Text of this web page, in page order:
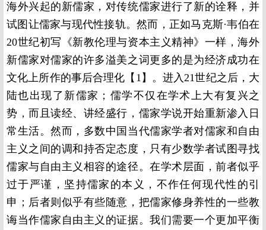
海外兴起的新儒家，对传统儒家进行了新的诠释，并
试图让儒家与现代性接轨。然而，正如马克斯·韦伯在
20世纪初写《新教伦理与资本主义精神》一样，海外
新儒家对儒家的许多溢美之词更多的是为经济成功在
文化上所作的事后合理化【 1】 。进入21世纪之后，大
陆也出现了新儒家；儒学不仅在学术上大有复兴之
势，而且读经、讲经盛行，儒家学说开始重新渗入日
常生活。然而，多数中国当代儒家学者对儒家和自由
主义之间的调和持否定态度，只有少数学者试图寻找
儒家与自由主义相容的途径。在学术层面，前者似乎
过于严谨，坚持儒家的本义，不作任何现代性的引
申；后者则似乎有些随意，把儒家修身养性的一些教
诲当作儒家自由主义的证据。我们需要一个更加平衡